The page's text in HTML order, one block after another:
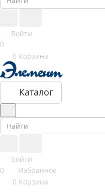
Войти
0
0 Корзина
Каталог
Войти
0
Избранное
0 Корзина